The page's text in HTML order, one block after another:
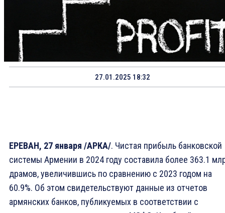
27.01.2025 18:32
ЕРЕВАН, 27 января /АРКА/. Чистая прибыль банковской
системы Армении в 2024 году составила более 363.1
драмов, увеличившись по сравнению с 2023 годом на
60.9%. Об этом свидетельствуют данные из отчетов
армянских банков, публикуемых в соответствии с